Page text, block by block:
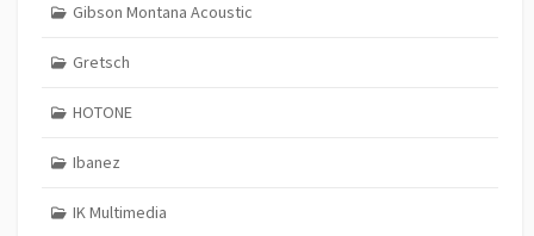
Gibson Montana Acoustic
Gretsch
HOTONE
Ibanez
IK Multimedia